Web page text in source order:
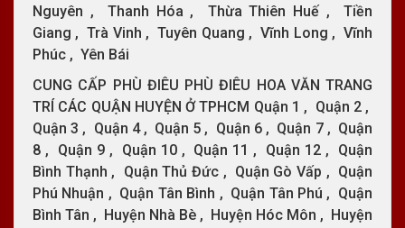
Nguyên , Thanh Hóa , Thừa Thiên Huế , Tiền
Giang , Trà Vinh , Tuyên Quang , Vĩnh Long , Vĩnh
Phúc , Yên Bái
CUNG CẤP PHÙ ĐIÊU PHÙ ĐIÊU HOA VĂN TRANG
TRÍ CÁC QUẬN HUYỆN Ở TPHCM Quận 1 , Quận 2 ,
Quận 3 , Quận 4 , Quận 5 , Quận 6 , Quận 7 , Quận
8 , Quận 9 , Quận 10 , Quận 11 , Quận 12 , Quận
Bình Thạnh , Quận Thủ Đức , Quận Gò Vấp , Quận
Phú Nhuận , Quận Tân Bình , Quận Tân Phú , Quận
Bình Tân , Huyện Nhà Bè , Huyện Hóc Môn , Huyện